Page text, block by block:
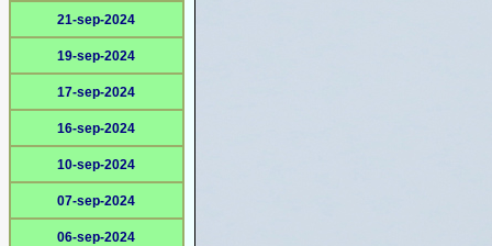
21-sep-2024
19-sep-2024
17-sep-2024
16-sep-2024
10-sep-2024
07-sep-2024
06-sep-2024